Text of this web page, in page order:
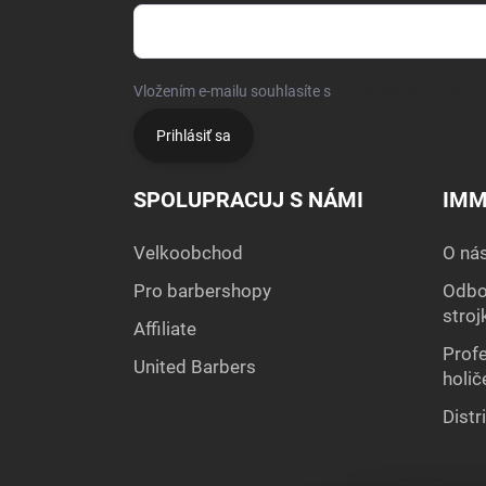
Vložením e-mailu souhlasíte s
Prihlásiť sa
SPOLUPRACUJ S NÁMI
Velkoobchod
Pro barbershopy
Affiliate
United Barbers
O